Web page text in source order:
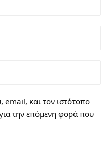
και τον ιστότοπο
την επόμενη φορά που